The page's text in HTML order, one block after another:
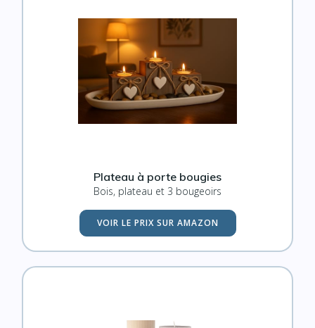
Plateau à porte bougies
Bois, plateau et 3 bougeoirs
VOIR LE PRIX SUR AMAZON